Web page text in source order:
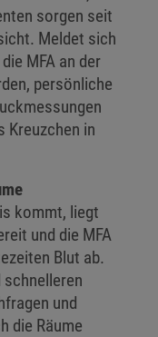
sorgen seit
Meldet sich
MFA an der
persönliche
Kreuzchen in
kommt, liegt
und die MFA
Blut ab.
schnelleren
und
die Räume